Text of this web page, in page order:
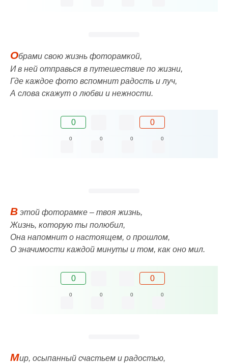
Обрами свою жизнь фоторамкой,
И в ней отправься в путешествие по жизни,
Где каждое фото вспомнит радость и луч,
А слова скажут о любви и нежности.
0 0
0 0 0 0
В этой фоторамке – твоя жизнь,
Жизнь, которую ты полюбил,
Она напомнит о настоящем, о прошлом,
О значимости каждой минуты и том, как оно мил.
0 0
0 0 0 0
Мир, осыпанный счастьем и радостью,